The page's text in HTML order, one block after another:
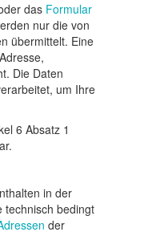
das Formular
nur die von
übermittelt. Eine
Die Daten
um Ihre
6 Absatz 1
in der
technisch bedingt
der